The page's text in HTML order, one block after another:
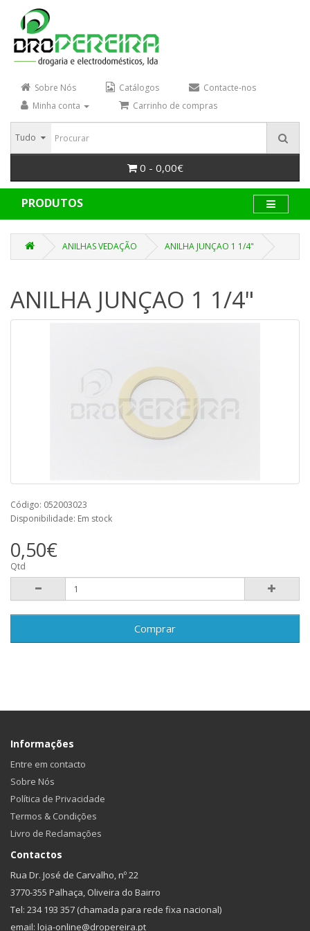
Sobre Nós Catálogos
Contacte-nos
Minha conta
Carrinho de compras
Tudo
0 - 0,00€
PRODUTOS
ANILHAS VEDAÇÃO ANILHA JUNÇAO 1 1/4"
ANILHA JUNÇAO 1 1/4"
Código: 052003023
Disponibilidade: Em stock
0,50€
Qtd
Comprar
Informações
Entre em contacto
Sobre Nós
Política de Privacidade
Termos & Condições
Livro de Reclamações
Contactos
Rua Dr. José de Carvalho, nº 22
3770-355 Palhaça, Oliveira do Bairro
Tel: 234 193 357 (chamada para rede fixa nacional)
email: loja-online@dropereira.pt